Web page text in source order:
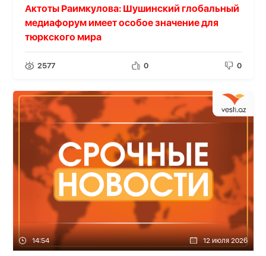
Актоты Раимкулова: Шушинский глобальный
медиафорум имеет особое значение для
тюркского мира
2577 0 0
14:54 12 июля 2026